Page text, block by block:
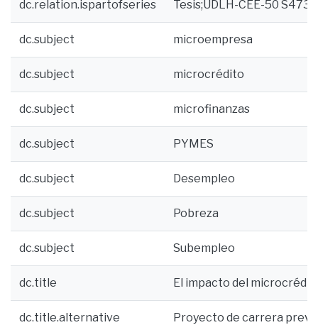
dc.relation.ispartofseries Tesis;UDLH-CEE-50 S473
dc.subject microempresa
dc.subject microcrédito
dc.subject microfinanzas
dc.subject PYMES
dc.subject Desempleo
dc.subject Pobreza
dc.subject Subempleo
dc.title El impacto del
dc.title.alternative Proyecto de carrera